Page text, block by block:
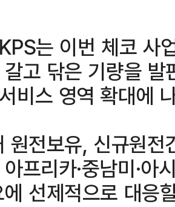
는 이번 체코 사
고 닦은 기량을
비스 영역 확대에
원전보유, 신규원
프리카·중남미·아
선제적으로 대응